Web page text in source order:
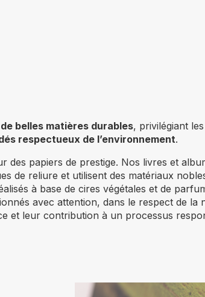
de belles matières durables, privilégiant les
respectueux de l’environnement.
des papiers de prestige. Nos livres et
de reliure et utilisent des matériaux
à base de cires végétales et de
avec attention, dans le respect de la
et leur contribution à un processus